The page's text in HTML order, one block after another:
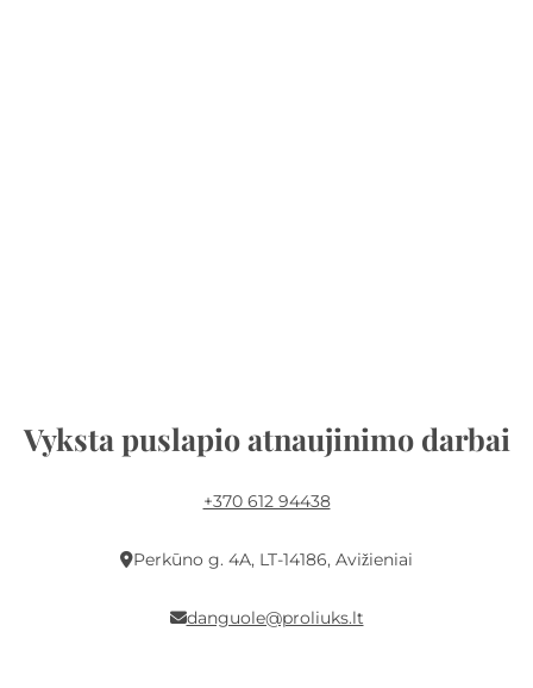
Vyksta puslapio atnaujinimo darbai
+370 612 94438
Perkūno g. 4A, LT-14186, Avižieniai
danguole@proliuks.lt